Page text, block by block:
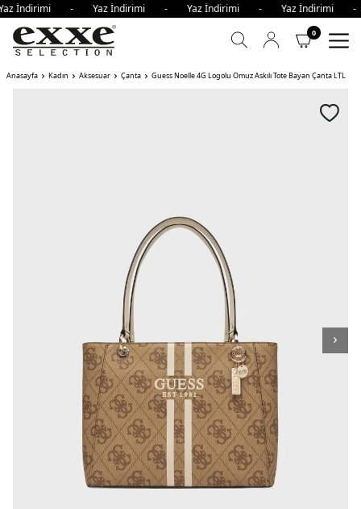
İndirimi - Yaz İndirimi - Yaz İndirimi - Yaz
0
Anasayfa Kadın Aksesuar Çanta Guess Noelle 4G Logolu Omuz Askılı Tote Bayan Çanta LTL